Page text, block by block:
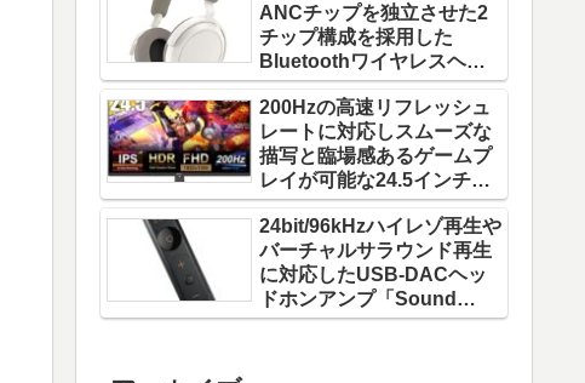
ANCチップを独立させた2
チップ構成を採用した
Bluetoothワイヤレスヘッ
ドホン「MOMENTUM 4
Wireless」登場！
200Hzの高速リフレッシュ
レートに対応しスムーズな
描写と臨場感あるゲームプ
レイが可能な24.5インチゲ
ーミングモニター「FFF-
LD25G5」登場！
24bit/96kHzハイレゾ再生や
バーチャルサラウンド再生
に対応したUSB-DACヘッ
ドホンアンプ「Sound
Blaster X1」登場！